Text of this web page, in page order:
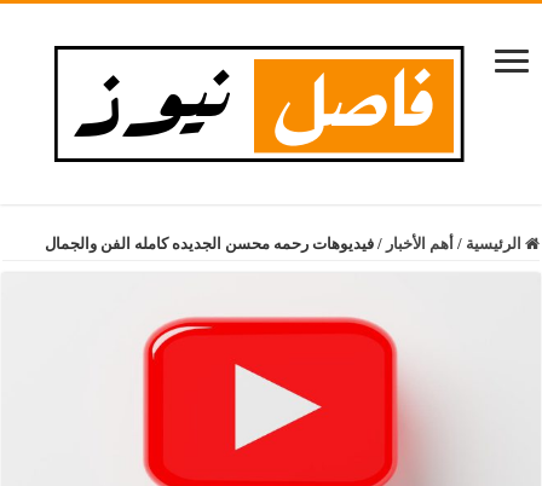
الرئيسية / أهم الأخبار / فيديوهات رحمه محسن الجديده كامله الفن والجمال